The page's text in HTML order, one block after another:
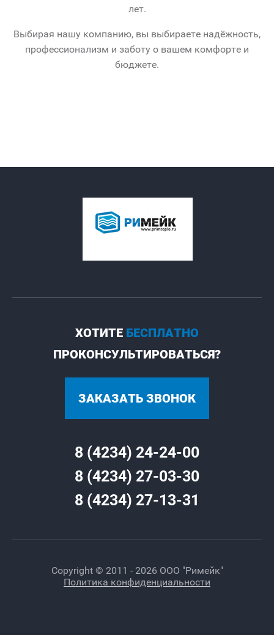
лет.
Выбирая нашу компанию, вы выбираете надёжность,
профессионализм и заботу о вашем комфорте и
бюджете.
ХОТИТЕ БЕСПЛАТНО
ПРОКОНСУЛЬТИРОВАТЬСЯ?
ЗАКАЗАТЬ ЗВОНОК
8 (4234) 24-24-00
8 (4234) 27-03-30
8 (4234) 27-13-31
Copyright © 2011 - 2026 ООО "Римейк"
Политика конфиденциальности